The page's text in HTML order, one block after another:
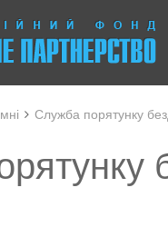
Служба порятунку